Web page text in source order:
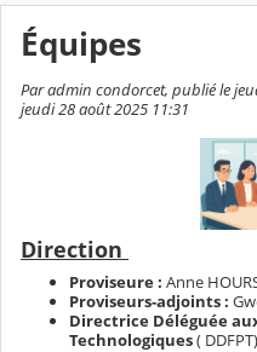
Équipes
Par admin condorcet, publié le
jeudi 28 août 2025 11:31
Direction
Proviseure : Anne
Proviseurs-adjoints :
Directrice Déléguée
Technologiques(